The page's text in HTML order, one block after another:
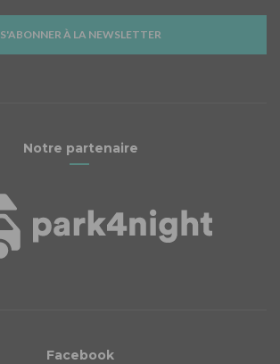
S'ABONNER À LA NEWSLETTER
Notre partenaire
Facebook